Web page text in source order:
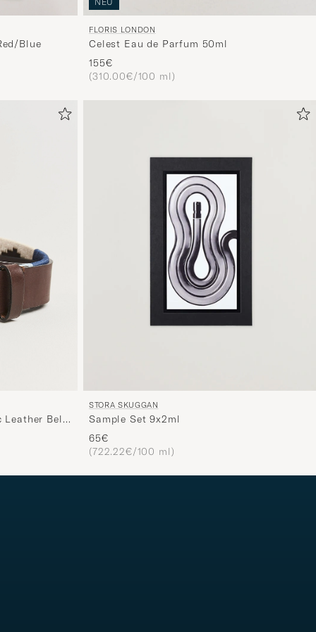
Blue
FLORIS LONDON
Celest Eau de Parfum 50ml
155€
(310.00€/100 ml)
Leather Belt
STORA SKUGGAN
Sample Set 9x2ml
65€
(722.22€/100 ml)